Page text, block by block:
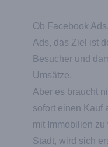
Ob Facebook
Ads, das Ziel ist
Besucher und
Umsätze.
Aber es braucht
sofort einen Kauf
mit Immobilien
Stadt, wird sich